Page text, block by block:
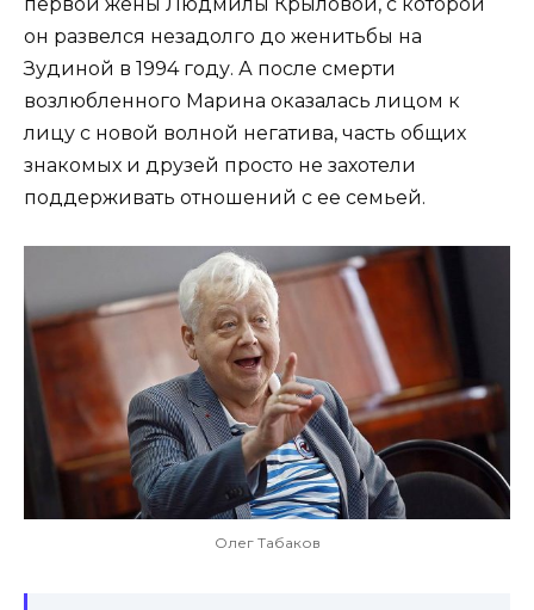
он развелся незадолго до женитьбы на
Зудиной в 1994 году. А после смерти
возлюбленного Марина оказалась лицом к
лицу с новой волной негатива, часть общих
знакомых и друзей просто не захотели
поддерживать отношений с ее семьей.
Олег Табаков